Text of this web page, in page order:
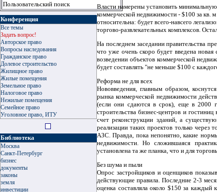
Пользовательский поиск
Конференция
Все темы
Задать вопрос!
Авторское право
Вопросы наследования
Гражданское право
Долевое строительство
Жилищное право
Жилые помещения
Земельное право
Налоговое право
Нежилые помещения
Семейное право
Уголовное право, ИТУ
Библиотека
Москва
Санкт-Петербург
бизнес
документы
законы
земля
инвестиции
Власти намерены установить
коммерческой недвижимости - $100 за кв.
относительна: будет всего-навсего
торгово-развлекательных комплексов.
На последнем заседании правительства
что уже очень скоро будет введена
возведении объектов коммерческой
будет составлять "не меньше $100 с
Реформа не для всех
Нововведения, главным образом,
рынка коммерческой недвижимости
(если они сдаются в срок), еще в 2000
строительства бизнес-центров и
счет реконструкции зданий, а
реализации таких проектов только через
АЗС. Правда, пока непонятно, какие
недвижимости. Но сложившаяся
установлена та же планка, что и для
Без шума и пыли
Опрос застройщиков и оценщиков
действующие правила. Последние 2-3
оценка составляла около $150 за